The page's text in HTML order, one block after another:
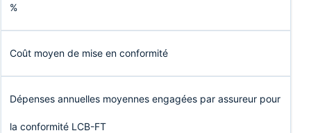
%
Coût moyen de mise en conformité
Dépenses annuelles moyennes engagées par assureur pour
la conformité LCB-FT